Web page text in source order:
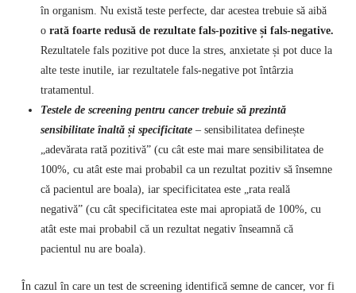
în organism. Nu există teste perfecte, dar acestea trebuie să aibă
o rată foarte redusă de rezultate fals-pozitive și fals-negative.
Rezultatele fals pozitive pot duce la stres, anxietate și pot duce la
alte teste inutile, iar rezultatele fals-negative pot întârzia
tratamentul.
Testele de screening pentru cancer trebuie să prezintă
sensibilitate înaltă și specificitate– sensibilitatea definește
„adevărata rată pozitivă” (cu cât este mai mare sensibilitatea de
100%, cu atât este mai probabil ca un rezultat pozitiv să însemne
că pacientul are boala), iar specificitatea este „rata reală
negativă” (cu cât specificitatea este mai apropiată de 100%, cu
atât este mai probabil că un rezultat negativ înseamnă că
pacientul nu are boala).
În cazul în care un test de screening identifică semne de cancer, vor fi